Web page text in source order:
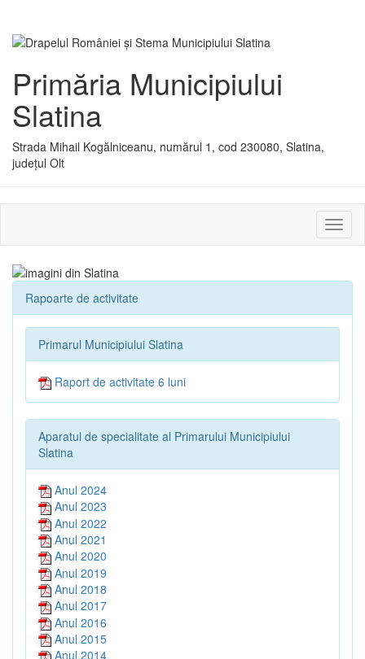
Primăria Municipiului
Slatina
Strada Mihail Kogălniceanu, numărul 1, cod 230080, Slatina,
județul Olt
sau
Rapoarte de activitate
Primarul Municipiului Slatina
Raport de activitate 6 luni
Aparatul de specialitate al Primarului Municipiului
Slatina
Anul 2024
Anul 2023
Anul 2022
Anul 2021
Anul 2020
Anul 2019
Anul 2018
Anul 2017
Anul 2016
Anul 2015
Anul 2014